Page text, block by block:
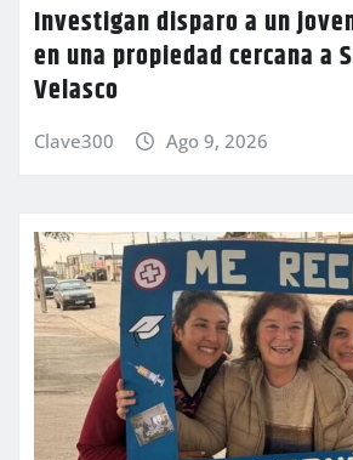
Investigan disparo a un
en una propiedad cercana a
Velasco
Clave300 Ago 9, 2026